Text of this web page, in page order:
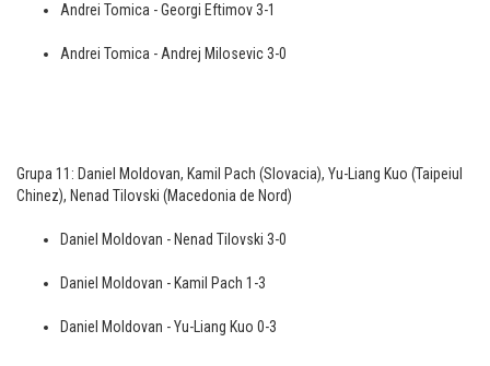
Andrei Tomica - Georgi Eftimov 3-1
Andrei Tomica - Andrej Milosevic 3-0
Grupa 11: Daniel Moldovan, Kamil Pach (Slovacia), Yu-Liang Kuo (Taipeiul
Chinez), Nenad Tilovski (Macedonia de Nord)
Daniel Moldovan - Nenad Tilovski 3-0
Daniel Moldovan - Kamil Pach 1-3
Daniel Moldovan - Yu-Liang Kuo 0-3